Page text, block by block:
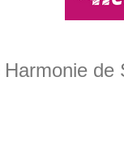
Harmonie de